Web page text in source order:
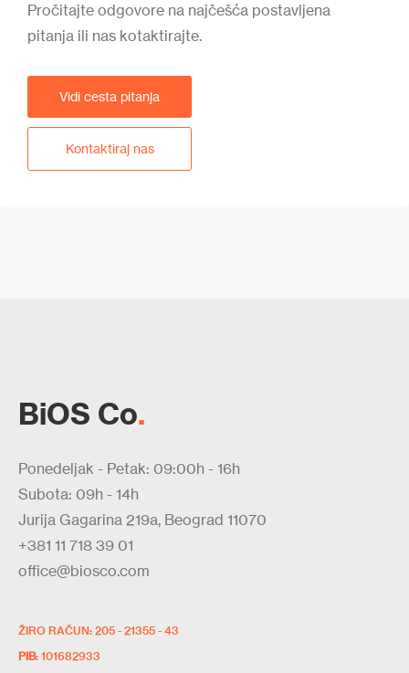
Pročitajte odgovore na najčešća postavljena
pitanja ili nas kotaktirajte.
Vidi cesta pitanja
Kontaktiraj nas
BiOS Co.
Ponedeljak - Petak: 09:00h - 16h
Subota: 09h - 14h
Jurija Gagarina 219a, Beograd 11070
+381 11 718 39 01
office@biosco.com
ŽIRO RAČUN: 205 - 21355 - 43
PIB: 101682933